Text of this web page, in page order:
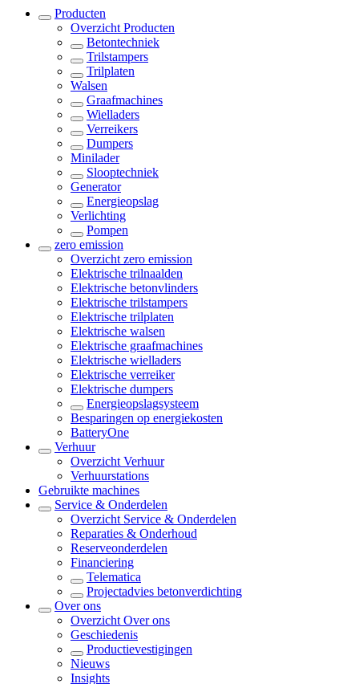
Producten
Overzicht Producten
Betontechniek
Trilstampers
Trilplaten
Walsen
Graafmachines
Wielladers
Verreikers
Dumpers
Minilader
Slooptechniek
Generator
Energieopslag
Verlichting
Pompen
zero emission
Overzicht zero emission
Elektrische trilnaalden
Elektrische betonvlinders
Elektrische trilstampers
Elektrische trilplaten
Elektrische walsen
Elektrische graafmachines
Elektrische wielladers
Elektrische verreiker
Elektrische dumpers
Energieopslagsysteem
Besparingen op energiekosten
BatteryOne
Verhuur
Overzicht Verhuur
Verhuurstations
Gebruikte machines
Service & Onderdelen
Overzicht Service & Onderdelen
Reparaties & Onderhoud
Reserveonderdelen
Financiering
Telematica
Projectadvies betonverdichting
Over ons
Overzicht Over ons
Geschiedenis
Productievestigingen
Nieuws
Insights